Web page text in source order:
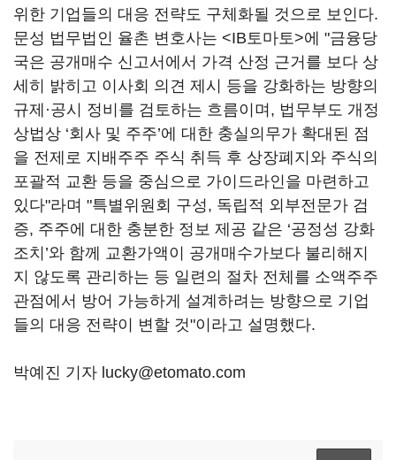
위한 기업들의 대응 전략도 구체화될 것으로 보인다.
문성 법무법인 율촌 변호사는 <IB토마토>에 "금융당
국은 공개매수 신고서에서 가격 산정 근거를 보다 상
세히 밝히고 이사회 의견 제시 등을 강화하는 방향의
규제·공시 정비를 검토하는 흐름이며, 법무부도 개정
상법상 ‘회사 및 주주’에 대한 충실의무가 확대된 점
을 전제로 지배주주 주식 취득 후 상장폐지와 주식의
포괄적 교환 등을 중심으로 가이드라인을 마련하고
있다"라며 "특별위원회 구성, 독립적 외부전문가 검
증, 주주에 대한 충분한 정보 제공 같은 ‘공정성 강화
조치’와 함께 교환가액이 공개매수가보다 불리해지
지 않도록 관리하는 등 일련의 절차 전체를 소액주주
관점에서 방어 가능하게 설계하려는 방향으로 기업
들의 대응 전략이 변할 것"이라고 설명했다.
박예진 기자 lucky@etomato.com